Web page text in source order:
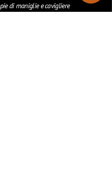
di maniglie e cavigliere